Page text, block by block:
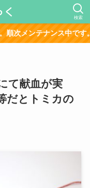
検索
ナンス中です。
て献血が実
だとトミカの